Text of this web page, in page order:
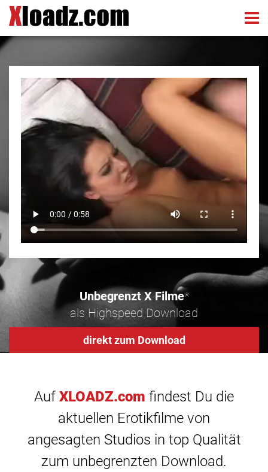
Unbegrenzt X Filme*
als Highspeed Download
direkt zum Download
Auf XLOADZ.com findest Du die
aktuellen Erotikfilme von
angesagten Studios in top Qualität
zum unbegrenzten Download.